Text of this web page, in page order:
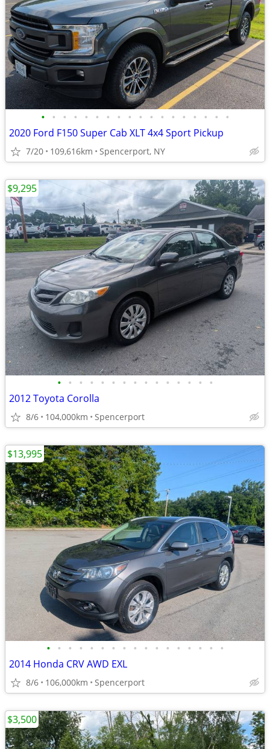
• • • • • • • • • • • • • • • • • •
2020 Ford F150 Super Cab XLT 4x4 Sport Pickup
7/20 109,616km Spencerport, NY
• • • • • • • • • • • • • • •
2012 Toyota Corolla
8/6 104,000km Spencerport
$9,295
• • • • • • • • • • • • • • • • •
2014 Honda CRV AWD EXL
8/6 106,000km Spencerport
$13,995
$3,500